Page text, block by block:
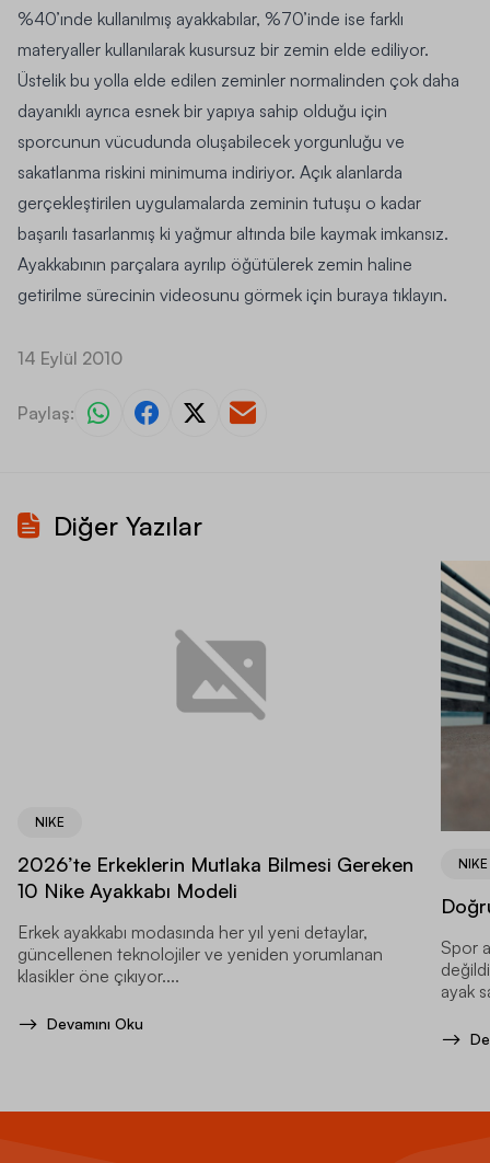
%40’ınde kullanılmış ayakkabılar, %70’inde ise farklı
materyaller kullanılarak kusursuz bir zemin elde ediliyor.
Üstelik bu yolla elde edilen zeminler normalinden çok daha
dayanıklı ayrıca esnek bir yapıya sahip olduğu için
sporcunun vücudunda oluşabilecek yorgunluğu ve
sakatlanma riskini minimuma indiriyor. Açık alanlarda
gerçekleştirilen uygulamalarda zeminin tutuşu o kadar
başarılı tasarlanmış ki yağmur altında bile kaymak imkansız.
Ayakkabının parçalara ayrılıp öğütülerek zemin haline
getirilme sürecinin videosunu görmek için buraya tıklayın.
14 Eylül 2010
Paylaş:
Diğer Yazılar
NIKE
2026’te Erkeklerin Mutlaka Bilmesi Gereken
10 Nike Ayakkabı Modeli
Erkek ayakkabı modasında her yıl yeni detaylar,
güncellenen teknolojiler ve yeniden yorumlanan
klasikler öne çıkıyor....
Devamını Oku
NIKE
Spor
ayak